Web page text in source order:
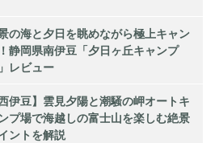
の海と夕日を眺めながら極上キャン
静岡県南伊豆「夕日ヶ丘キャンプ
レビュー
西伊豆】雲見夕陽と潮騒の岬オートキ
プ場で海越しの富士山を楽しむ絶景
ントを解説